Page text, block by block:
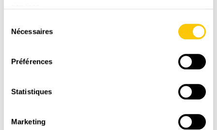
Nécessaires
Préférences
Statistiques
Marketing
Sie gewinnen?
courriers postaux de La Semeuse (informations
Newsletter und/oder postalische Sendungen von